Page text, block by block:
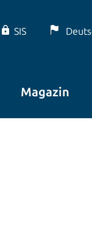
SIS
Magazin